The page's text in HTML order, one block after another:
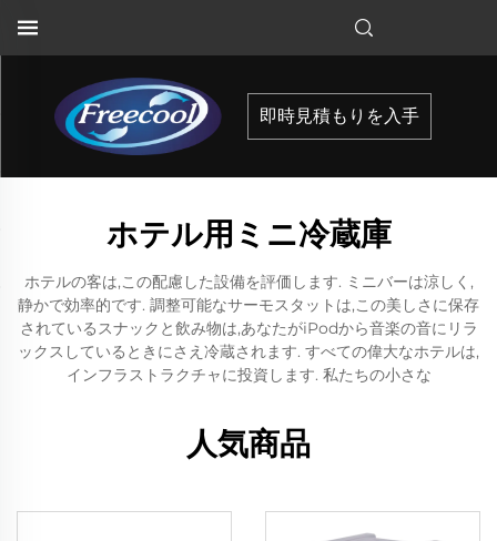
即時見積もりを入手
ホテル用ミニ冷蔵庫
ホテルの客は,この配慮した設備を評価します. ミニバーは涼しく,
静かで効率的です. 調整可能なサーモスタットは,この美しさに保存
されているスナックと飲み物は,あなたがiPodから音楽の音にリラ
ックスしているときにさえ冷蔵されます. すべての偉大なホテルは,
インフラストラクチャに投資します. 私たちの小さな
人気商品